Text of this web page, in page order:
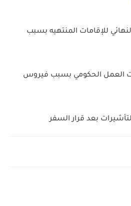
للإقامات المنتهيه بسبب
العمل الحكومي بسبب فيروس
بعد قرار السفر